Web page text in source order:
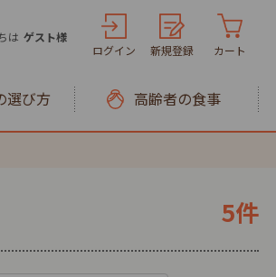
は ゲスト様
ログイン
新規登録 カート
選び方 高齢者の食事
5件